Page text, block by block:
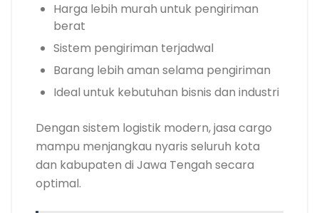
Harga lebih murah untuk pengiriman
berat
Sistem pengiriman terjadwal
Barang lebih aman selama pengiriman
Ideal untuk kebutuhan bisnis dan industri
Dengan sistem logistik modern, jasa cargo
mampu menjangkau nyaris seluruh kota
dan kabupaten di Jawa Tengah secara
optimal.